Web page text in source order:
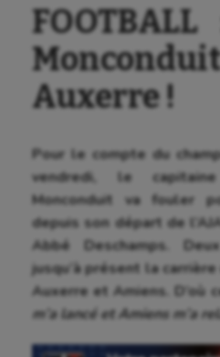
Auxerre !
Pour le compte du
vendredi, le
Monconduit va fouler
depuis son départ de
Abbé Deschamps.
jusqu’à présent la carrière
Auxerre et Amiens. D’où
m’a lancé et Amiens m’a